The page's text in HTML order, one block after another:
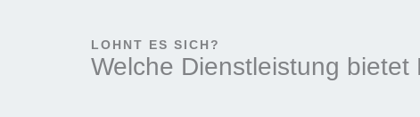
LOHNT ES SICH?
Welche Dienstleistung bietet